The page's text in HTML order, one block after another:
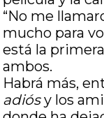
“No me
mucho para
está la
ambos.
Habrá más,
adiósy los